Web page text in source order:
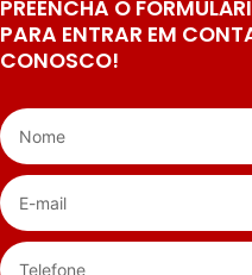
PREENCHA O
PARA ENTRAR EM
CONOSCO!